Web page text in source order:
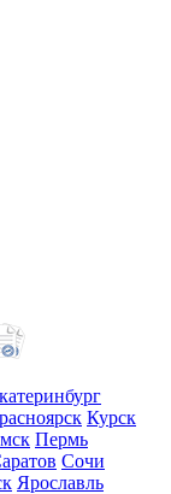
Курск
Пермь
Сочи
Ярославль